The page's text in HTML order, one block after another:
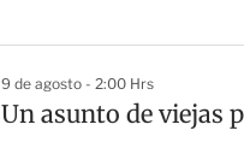
9 de agosto - 2:00 Hrs
Un asunto de viejas